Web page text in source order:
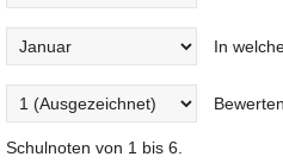
In
Schulnoten von 1 bis 6.